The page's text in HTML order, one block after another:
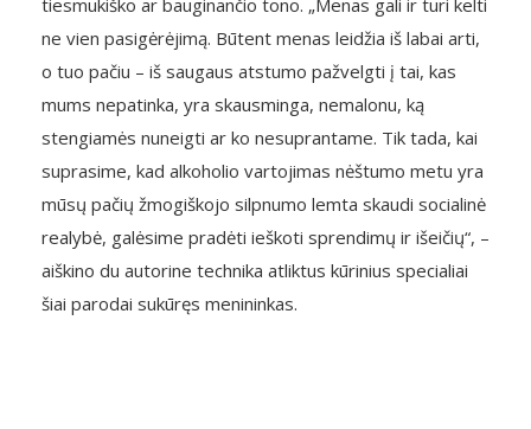
tiesmukiško ar bauginančio tono. „Menas gali ir turi kelti
ne vien pasigėrėjimą. Būtent menas leidžia iš labai arti,
o tuo pačiu – iš saugaus atstumo pažvelgti į tai, kas
mums nepatinka, yra skausminga, nemalonu, ką
stengiamės nuneigti ar ko nesuprantame. Tik tada, kai
suprasime, kad alkoholio vartojimas nėštumo metu yra
mūsų pačių žmogiškojo silpnumo lemta skaudi socialinė
realybė, galėsime pradėti ieškoti sprendimų ir išeičių“, –
aiškino du autorine technika atliktus kūrinius specialiai
šiai parodai sukūręs menininkas.